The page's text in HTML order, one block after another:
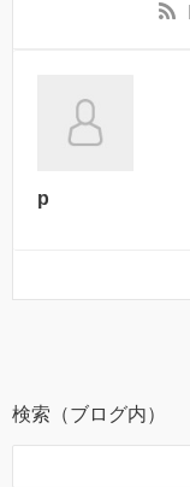
p
検索（ブログ内）